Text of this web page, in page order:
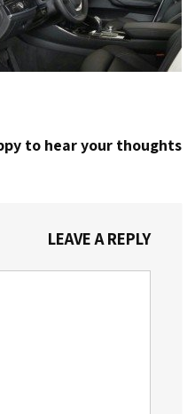
to hear your thoughts
LEAVE A REPLY